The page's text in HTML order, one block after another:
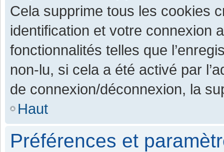
Cela supprime tous les cookies
identification et votre connexion
fonctionnalités telles que
non-lu, si cela a été activé par
de connexion/déconnexion, la
Haut
Préférences et